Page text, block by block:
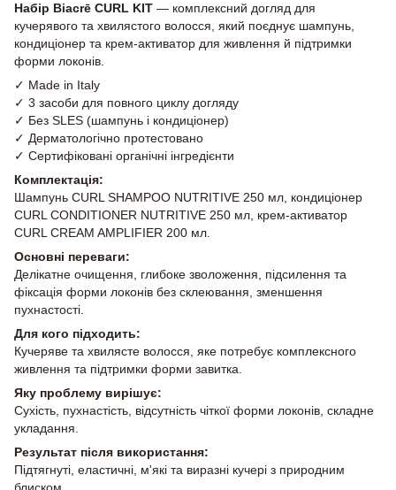
Набір Biacrē CURL KIT — комплексний догляд для
кучерявого та хвилястого волосся, який поєднує шампунь,
кондиціонер та крем-активатор для живлення й підтримки
форми локонів.
✓ Made in Italy
✓ 3 засоби для повного циклу догляду
✓ Без SLES (шампунь і кондиціонер)
✓ Дерматологічно протестовано
✓ Сертифіковані органічні інгредієнти
Комплектація:
Шампунь CURL SHAMPOO NUTRITIVE 250 мл, кондиціонер
CURL CONDITIONER NUTRITIVE 250 мл, крем-активатор
CURL CREAM AMPLIFIER 200 мл.
Основні переваги:
Делікатне очищення, глибоке зволоження, підсилення та
фіксація форми локонів без склеювання, зменшення
пухнастості.
Для кого підходить:
Кучеряве та хвилясте волосся, яке потребує комплексного
живлення та підтримки форми завитка.
Яку проблему вирішує:
Сухість, пухнастість, відсутність чіткої форми локонів, складне
укладання.
Результат після використання:
Підтягнуті, еластичні, м'які та виразні кучері з природним